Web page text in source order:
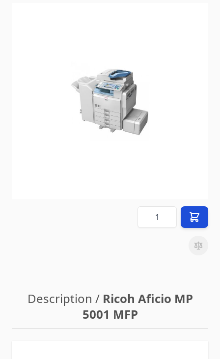
Mode d'expédition: Europalette (120 cm x 80 cm)
1404388610
Quantité
Description / Ricoh Aficio MP
5001 MFP